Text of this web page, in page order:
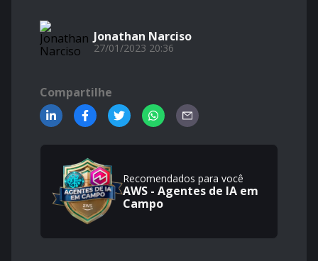
Jonathan Narciso
27/01/2023 20:36
Compartilhe
Recomendados para você
AWS - Agentes de IA em
Campo